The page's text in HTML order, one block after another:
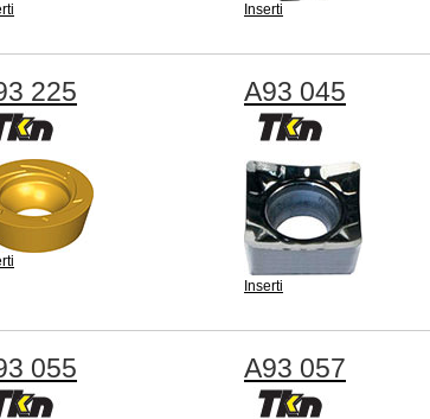
Inserti
225 A93 045
Inserti
055 A93 057